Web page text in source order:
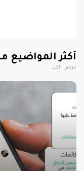
أكثر المواضيع
عرض الكل